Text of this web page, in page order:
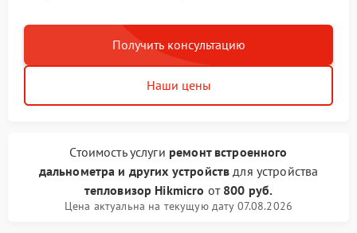
Получить консультацию
Наши цены
Стоимость услуги ремонт встроенного
дальнометра и других устройств для устройства
тепловизор Hikmicro от 800 руб.
Цена актуальна на текущую дату 07.08.2026